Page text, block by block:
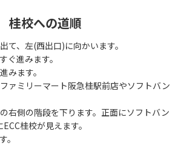
桂校への道順
て、左(西出口)に向かいます。
ぐ進みます。
みます。
ァミリーマート阪急桂駅前店やソフトバン
右側の階段を下ります。正面にソフトバン
桂校が見えます。
。